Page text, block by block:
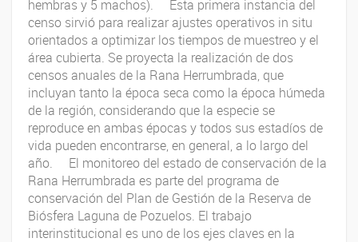
hembras y 5 machos). Esta primera instancia del
censo sirvió para realizar ajustes operativos in situ
orientados a optimizar los tiempos de muestreo y el
área cubierta. Se proyecta la realización de dos
censos anuales de la Rana Herrumbrada, que
incluyan tanto la época seca como la época húmeda
de la región, considerando que la especie se
reproduce en ambas épocas y todos sus estadíos de
vida pueden encontrarse, en general, a lo largo del
año. El monitoreo del estado de conservación de la
Rana Herrumbrada es parte del programa de
conservación del Plan de Gestión de la Reserva de
Biósfera Laguna de Pozuelos. El trabajo
interinstitucional es uno de los ejes claves en la